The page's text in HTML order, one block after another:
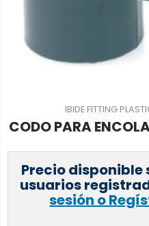
IBIDE FITTING
CODO PARA
Precio disponible
usuarios
sesión o